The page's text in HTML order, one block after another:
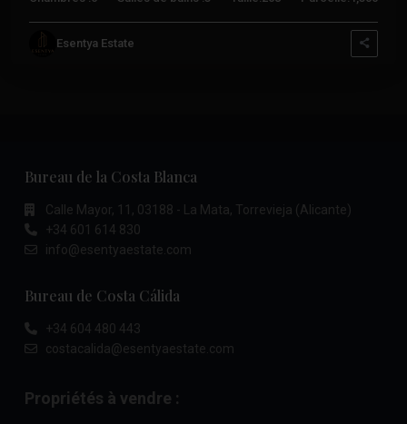
Esentya Estate
Bureau de la Costa Blanca
Calle Mayor, 11, 03188 - La Mata, Torrevieja (Alicante)
+34 601 614 830
info@esentyaestate.com
Bureau de Costa Cálida
+34 604 480 443
costacalida@esentyaestate.com
Propriétés à vendre :